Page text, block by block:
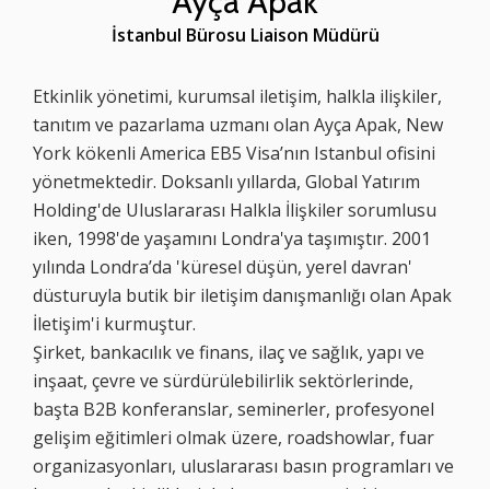
İstanbul Bürosu Liaison Müdürü
Etkinlik yönetimi, kurumsal iletişim, halkla ilişkiler,
tanıtım ve pazarlama uzmanı olan Ayça Apak, New
York kökenli America EB5 Visa’nın Istanbul ofisini
yönetmektedir. Doksanlı yıllarda, Global Yatırım
Holding'de Uluslararası Halkla İlişkiler sorumlusu
iken, 1998'de yaşamını Londra'ya taşımıştır. 2001
yılında Londra’da 'küresel düşün, yerel davran'
düsturuyla butik bir iletişim danışmanlığı olan Apak
İletişim'i kurmuştur.
Şirket, bankacılık ve finans, ilaç ve sağlık, yapı ve
inşaat, çevre ve sürdürülebilirlik sektörlerinde,
başta B2B konferanslar, seminerler, profesyonel
gelişim eğitimleri olmak üzere, roadshowlar, fuar
organizasyonları, uluslararası basın programları ve